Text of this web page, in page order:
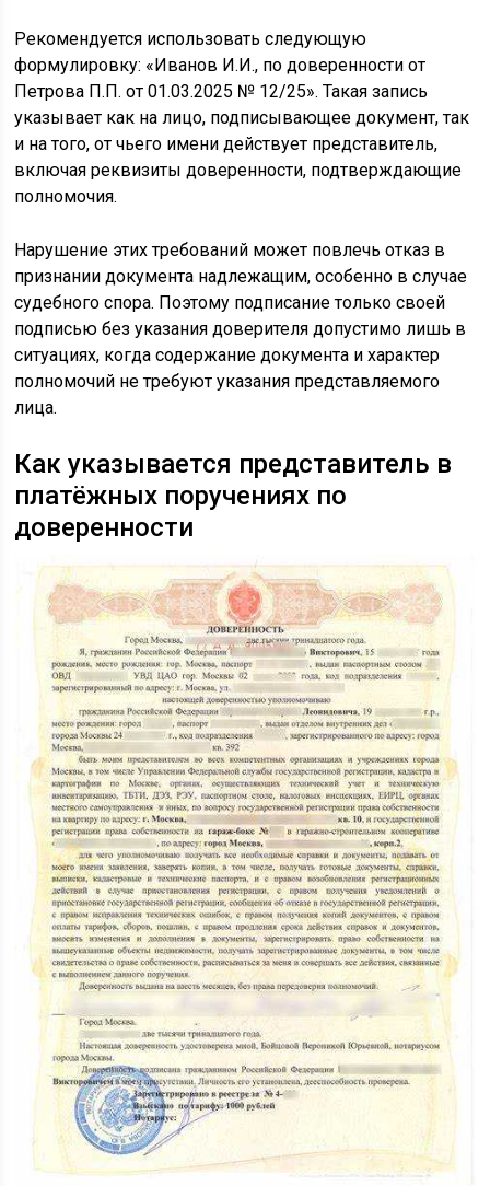
Рекомендуется использовать следующую
формулировку: «Иванов И.И., по доверенности от
Петрова П.П. от 01.03.2025 № 12/25». Такая запись
указывает как на лицо, подписывающее документ, так
и на того, от чьего имени действует представитель,
включая реквизиты доверенности, подтверждающие
полномочия.
Нарушение этих требований может повлечь отказ в
признании документа надлежащим, особенно в случае
судебного спора. Поэтому подписание только своей
подписью без указания доверителя допустимо лишь в
ситуациях, когда содержание документа и характер
полномочий не требуют указания представляемого
лица.
Как указывается представитель в
платёжных поручениях по
доверенности